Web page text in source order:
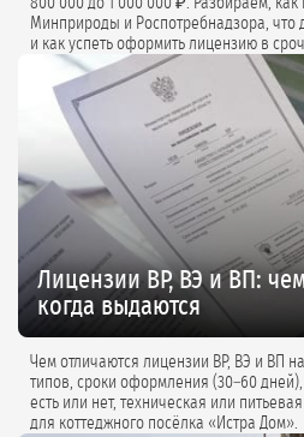
Минприроды и Роспотребнадзора, что
и как успеть оформить лицензию в срочном порядке.
практики и советы экспертов.
Лицензии ВР, ВЭ и ВП:
когда выдаются
Чем отличаются лицензии ВР, ВЭ и ВП
типов, сроки оформления (30–60 дней), сценарии выбора: скважина
есть или нет, техническая или
для коттеджного посёлка «Истра Дом».